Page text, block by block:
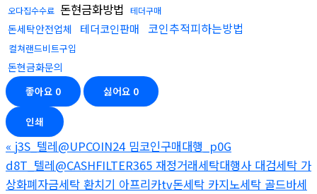
오다집수수료 돈현금화방법 테더구매
돈세탁안전업체 테더코인판매 코인추적피하는방법
컬쳐랜드비트구입
돈현금화문의
좋아요 0 싫어요 0
인쇄
« j3S_텔레@UPCOIN24 밈코인구매대행_p0G
d8T_텔레@CASHFILTER365 재정거래세탁대행사 대검세탁 가
상화폐자금세탁 환치기 아프리카tv돈세탁 카지노세탁 골드바세